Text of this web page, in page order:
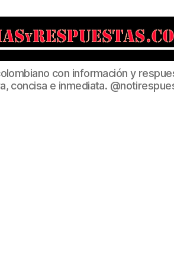
con información y
concisa e inmediata.